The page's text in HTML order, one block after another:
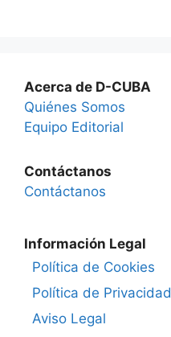
Acerca de D-CUBA
Quiénes Somos
Equipo Editorial
Contáctanos
Contáctanos
Información Legal
Política de Cookies
Política de Privacidad
Aviso Legal